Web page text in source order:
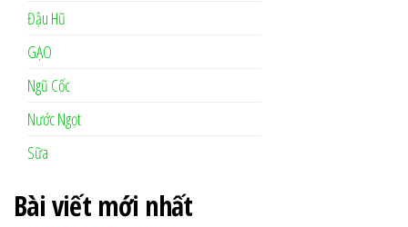
Đậu Hũ
GẠO
Ngũ Cốc
Nước Ngọt
Sữa
Bài viết mới nhất